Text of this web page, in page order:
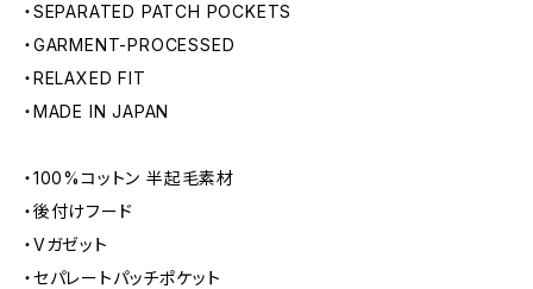
・SEPARATED PATCH POCKETS
・GARMENT-PROCESSED
・RELAXED FIT
・MADE IN JAPAN
・100%コットン 半起毛素材
・後付けフード
・Vガゼット
・セパレートパッチポケット